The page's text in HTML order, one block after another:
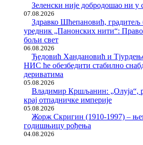
Зеленски није добродошао ни у
07.08.2026
Здравко Шћепановић, градитељ
уредник „Панонских нити“:
бољи свет
06.08.2026
Ђедовић Хандановић и
НИС ће обезбедити стабилно
дериватима
05.08.2026
Владимир Кршљанин: „Олуја“,
крај отпадничке империје
05.08.2026
Жорж Скригин (1910-1997) –
годишњицу рођења
04.08.2026